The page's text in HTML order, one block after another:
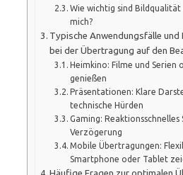
Wie wichtig sind
mich?
Typische Anwendungsfälle
bei der Übertragung auf den
Heimkino: Filme und Serien
genießen
Präsentationen: Klare
technische Hürden
Gaming:
Verzögerung
Mobile Übertragungen:
Smartphone oder Tablet